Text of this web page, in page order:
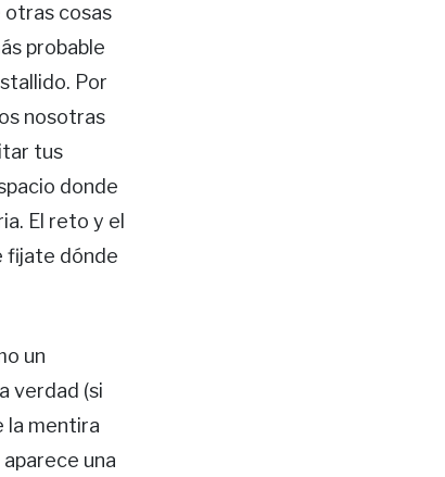
otras cosas
probable
Por
nosotras
tus
donde
El reto y el
fijate dónde
un
verdad (si
la mentira
una